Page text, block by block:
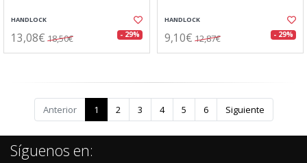
HANDLOCK
13,08€ 18,50€ - 29%
HANDLOCK
9,10€ 12,87€ - 29%
Anterior 1 2 3 4 5 6 Siguiente
Síguenos en: